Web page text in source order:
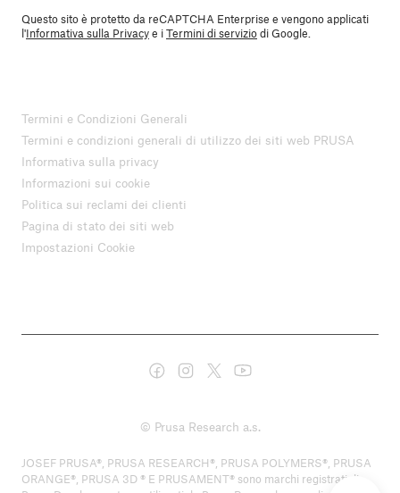
Questo sito è protetto da reCAPTCHA Enterprise e vengono applicati
l'Informativa sulla Privacye iTermini di serviziodi Google.
Termini e Condizioni Generali
Termini e condizioni generali di utilizzo dei siti web PRUSA
Informativa sulla privacy
Informazioni sui cookie
Politica sui reclami dei clienti
Pagina di stato dei siti web
Impostazioni Cookie
© Prusa Research a.s.
JOSEF PRUSA®, PRUSA RESEARCH®, PRUSA POLYMERS®, PRUSA
ORANGE®, PRUSA 3D ® E PRUSAMENT® sono marchi registrati di